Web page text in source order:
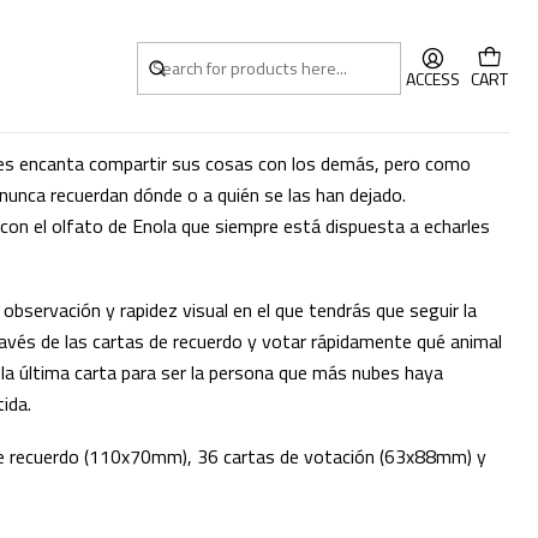
ACCESS CART
encanta compartir sus cosas con los demás, pero como
recuerdan dónde o a quién se las han dejado.
el olfato de Enola que siempre está dispuesta a echarles
y rapidez visual en el que tendrás que seguir la
de las cartas de recuerdo y votar rápidamente qué animal
última carta para ser la persona que más nubes haya
recuerdo (110x70mm), 36 cartas de votación (63x88mm) y